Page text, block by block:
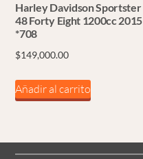
Harley Davidson Sportster
48 Forty Eight 1200cc 2015
*708
$149,000.00
Añadir al carrito